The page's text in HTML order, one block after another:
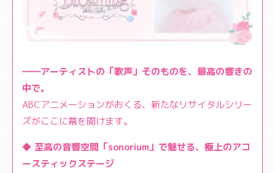
――アーティストの「歌声」そのものを、最高の響きの
中で。
ABCアニメーションがおくる、新たなリサイタルシリー
ズがここに幕を開けます。
◆ 至高の音響空間「sonorium」で魅せる、極上のアコ
ースティックステージ